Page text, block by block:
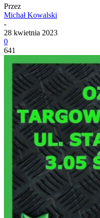
Przez
Michał Kowalski
-
28 kwietnia 2023
0
641